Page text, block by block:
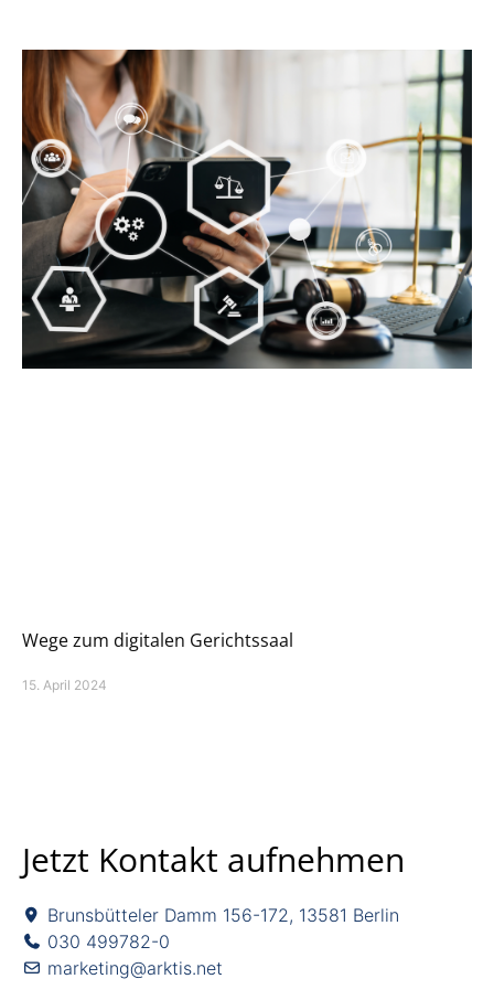
Wege zum digitalen Gerichtssaal
15. April 2024
Jetzt Kontakt aufnehmen
Brunsbütteler Damm 156-172, 13581 Berlin
030 499782-0
marketing@arktis.net